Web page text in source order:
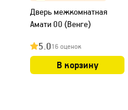
Дверь межкомнатная
Амати 00 (Венге)
5.016 оценок
В корзину